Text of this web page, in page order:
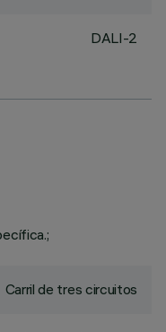
DALI-2
Carril de tres circuitos